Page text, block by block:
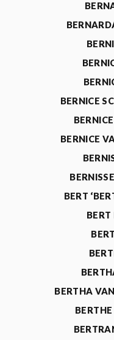
BERNICE
BERNICE
BERT
BERT
BERTHA